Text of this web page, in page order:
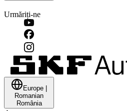
Urmăriți-ne
Europe
Romanian
România